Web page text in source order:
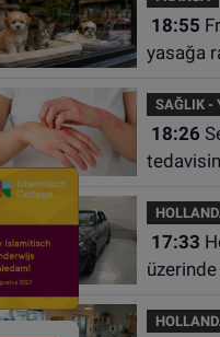
18:55
yasağa
1.500
SAĞLIK -
18:26
17:33
euroya